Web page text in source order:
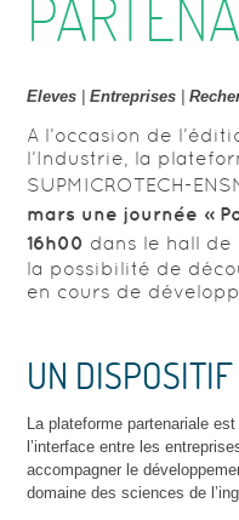
Eleves |Entreprises |
A l’occasion de
l’Industrie, la
SUPMICROTECH-
mars une journée «
16h00 dans le hall de
la possibilité de
en cours de
UN
La plateforme partenariale
l’interface entre les
accompagner le
domaine des sciences de